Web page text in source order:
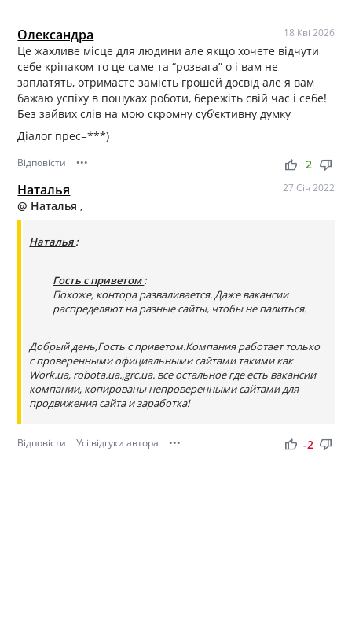
Олександра 18 Кві 2026
Це жахливе місце для людини але якщо хочете відчути
себе кріпаком то це саме та “розвага” о і вам не
заплатять, отримаєте замість грошей досвід але я вам
бажаю успіху в пошуках роботи, бережіть свій час і себе!
Без зайвих слів на мою скромну субʼєктивну думку
Діалог прес=***)
Відповісти ••• thumb_up thumb_down
2
Наталья 27 Січ 2022
@ Наталья,
Наталья:
Гость с приветом:
Похоже, контора разваливается. Даже вакансии
распределяют на разные сайты, чтобы не палиться.
Добрый день,Гость с приветом.Компания работает только
с проверенными официальными сайтами такими как
Work.ua, robota.ua.,grc.ua. все остальное где есть вакансии
компании, копированы непроверенными сайтами для
продвижения сайта и заработка!
Відповісти Усі відгуки автора ••• thumb_up thumb_down
-2